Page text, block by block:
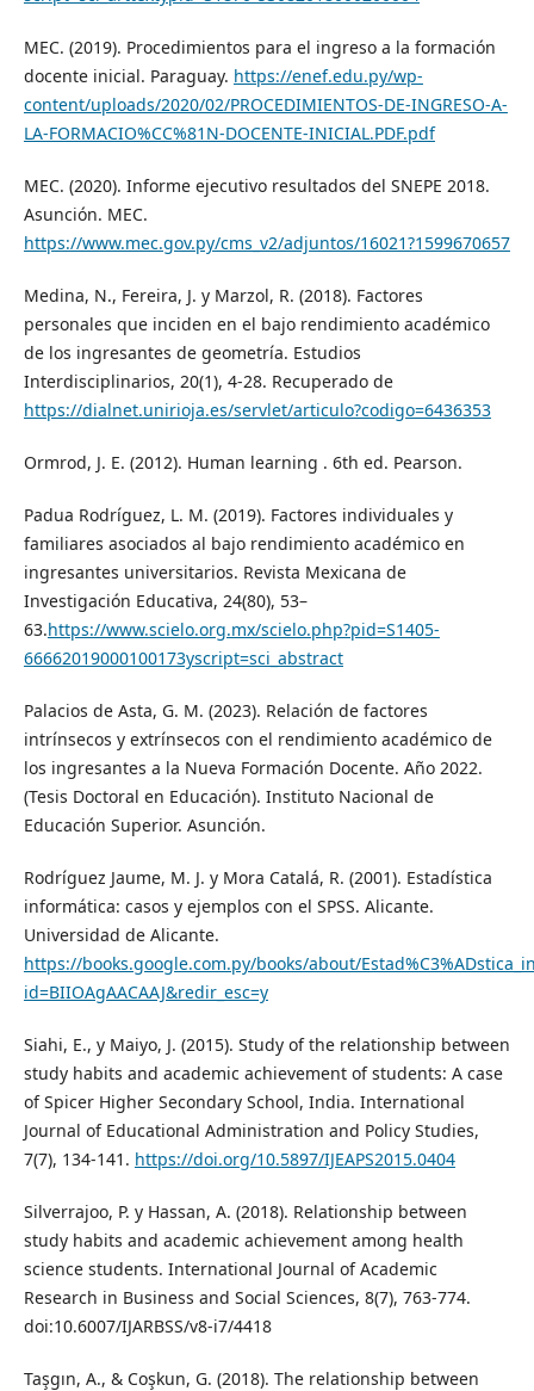
MEC. (2019). Procedimientos para el ingreso a la formación
docente inicial. Paraguay. https://enef.edu.py/wp-
content/uploads/2020/02/PROCEDIMIENTOS-DE-INGRESO-A-
LA-FORMACIO%CC%81N-DOCENTE-INICIAL.PDF.pdf
MEC. (2020). Informe ejecutivo resultados del SNEPE 2018.
Asunción. MEC.
https://www.mec.gov.py/cms_v2/adjuntos/16021?1599670657
Medina, N., Fereira, J. y Marzol, R. (2018). Factores
personales que inciden en el bajo rendimiento académico
de los ingresantes de geometría. Estudios
Interdisciplinarios, 20(1), 4-28. Recuperado de
https://dialnet.unirioja.es/servlet/articulo?codigo=6436353
Ormrod, J. E. (2012). Human learning . 6th ed. Pearson.
Padua Rodríguez, L. M. (2019). Factores individuales y
familiares asociados al bajo rendimiento académico en
ingresantes universitarios. Revista Mexicana de
Investigación Educativa, 24(80), 53–
63.https://www.scielo.org.mx/scielo.php?pid=S1405-
66662019000100173yscript=sci_abstract
Palacios de Asta, G. M. (2023). Relación de factores
intrínsecos y extrínsecos con el rendimiento académico de
los ingresantes a la Nueva Formación Docente. Año 2022.
(Tesis Doctoral en Educación). Instituto Nacional de
Educación Superior. Asunción.
Rodríguez Jaume, M. J. y Mora Catalá, R. (2001). Estadística
informática: casos y ejemplos con el SPSS. Alicante.
Universidad de Alicante.
https://books.google.com.py/books/about/
id=BIIOAgAACAAJ&redir_esc=y
Siahi, E., y Maiyo, J. (2015). Study of the relationship between
study habits and academic achievement of students: A case
of Spicer Higher Secondary School, India. International
Journal of Educational Administration and Policy Studies,
7(7), 134-141. https://doi.org/10.5897/IJEAPS2015.0404
Silverrajoo, P. y Hassan, A. (2018). Relationship between
study habits and academic achievement among health
science students. International Journal of Academic
Research in Business and Social Sciences, 8(7), 763-774.
doi:10.6007/IJARBSS/v8-i7/4418
Taşgın, A., & Coşkun, G. (2018). The relationship between